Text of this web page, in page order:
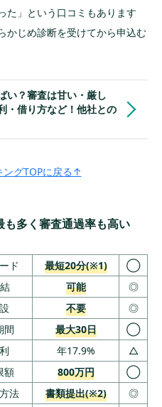
た」という口コミもあります
かじめ診断を受けてから申込む
い？審査は甘い・厳し
・借り方など！他社との
グTOPに戻る↑
多く審査通過率も高い
ド 最短20分(※1)
◯
可能
◎
不要 ◎
間 最大30日
◯
年17.9%
△
額
800万円 ◯
法 書類提出(※2)
◎